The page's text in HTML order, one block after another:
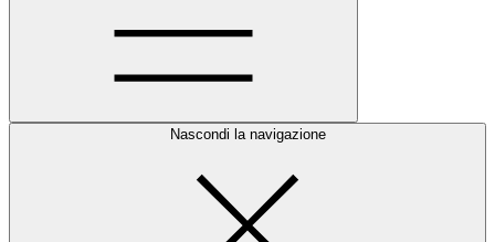
Nascondi la navigazione